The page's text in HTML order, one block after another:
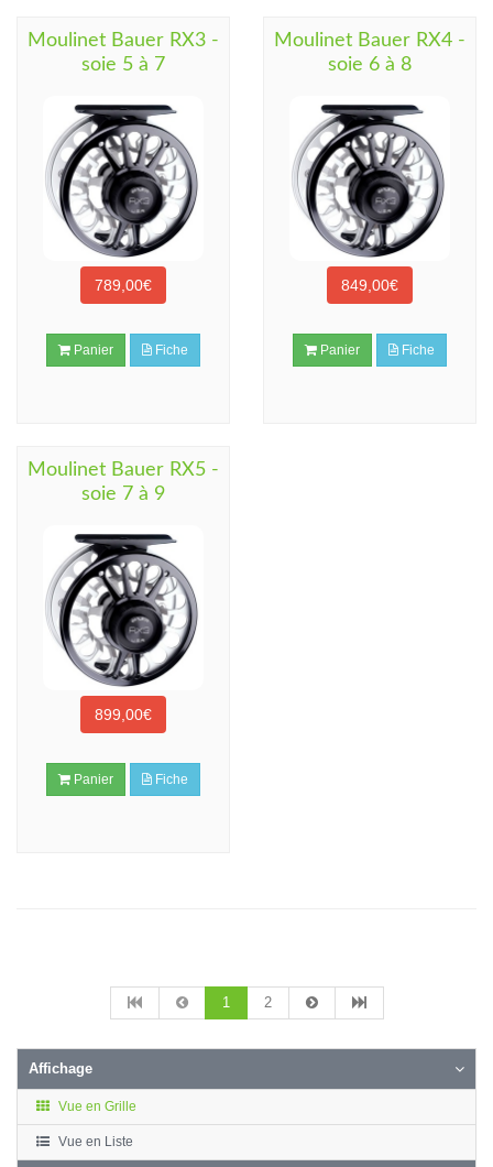
Moulinet Bauer RX3 -
soie 5 à 7
789,00€
Panier Fiche
Moulinet Bauer RX4 -
soie 6 à 8
849,00€
Panier Fiche
Moulinet Bauer RX5 -
soie 7 à 9
899,00€
Panier Fiche
1 2
Affichage
Vue en Grille
Vue en Liste